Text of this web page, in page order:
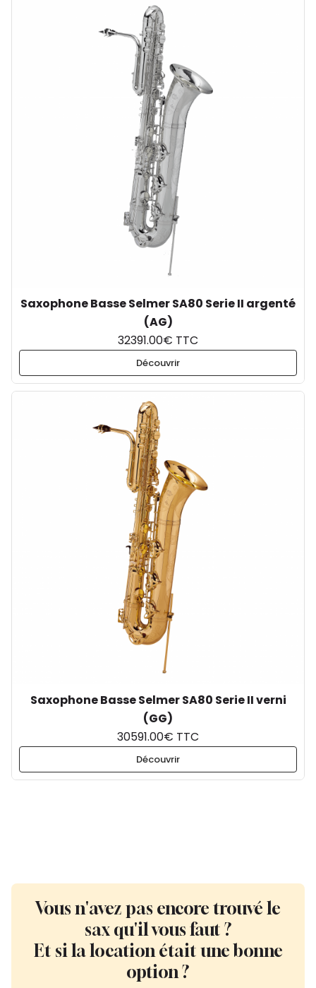
Saxophone Basse Selmer SA80 Serie II argenté
(AG)
32391.00€ TTC
Découvrir
Saxophone Basse Selmer SA80 Serie II verni
(GG)
30591.00€ TTC
Découvrir
Vous n'avez pas encore trouvé le
sax qu'il vous faut ?
Et si la location était une bonne
option ?